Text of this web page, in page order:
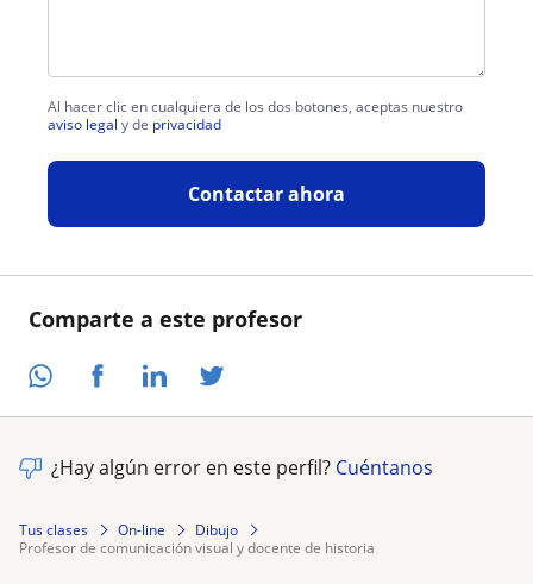
Comparte a este profesor
Al hacer clic en cualquiera de los dos botones, aceptas nuestro
aviso legal y de privacidad
Contactar ahora
¿Hay algún error en este perfil? Cuéntanos
Tus clases On-line
Dibujo
profesor de comunicación visual y docente de historia